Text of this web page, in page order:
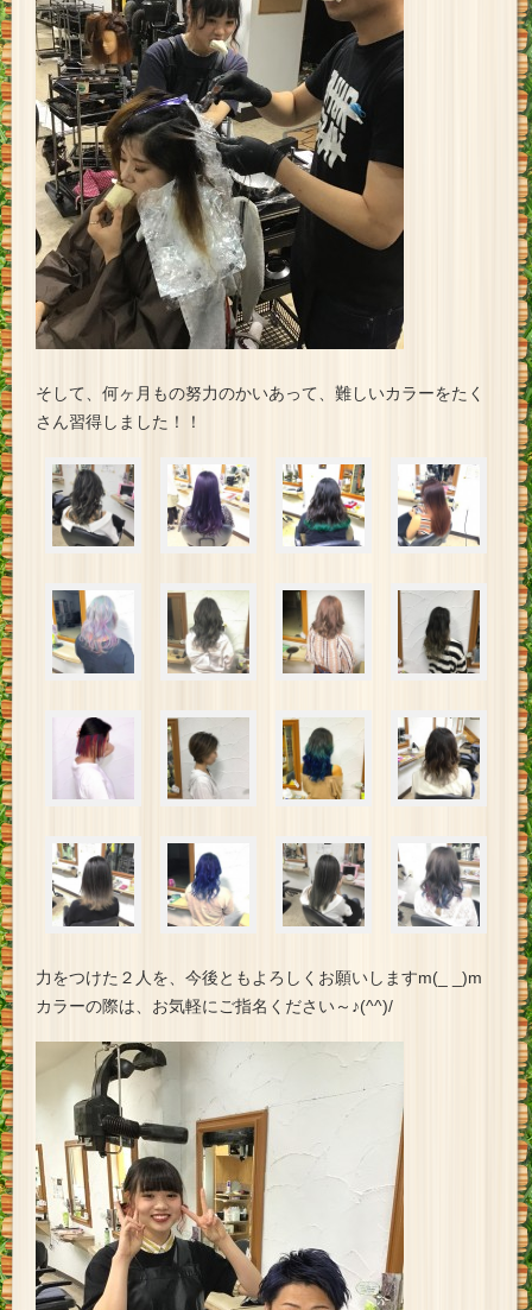
そして、何ヶ月もの努力のかいあって、難しいカラーをたく
さん習得しました！！
力をつけた２人を、今後ともよろしくお願いしますm(_ _)m
カラーの際は、お気軽にご指名ください～♪(^^)/